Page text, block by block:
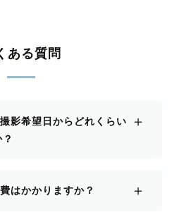
ある質問
影希望日からどれくらい
＋
はかかりますか？ ＋